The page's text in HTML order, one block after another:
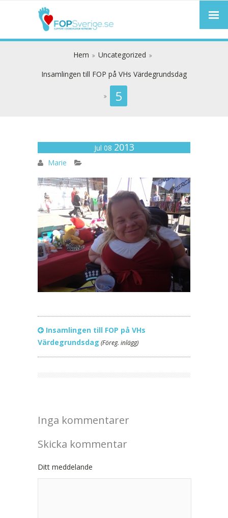
Hem
Uncategorized
Insamlingen till FOP på VHs Värdegrundsdag
5
Jul 08 2013
Marie
Insamlingen till FOP på VHs
Värdegrundsdag (Föreg. inlägg)
Inga kommentarer
Skicka kommentar
Ditt meddelande